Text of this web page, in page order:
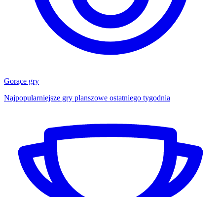
Gorące gry
Najpopularniejsze gry planszowe ostatniego tygodnia